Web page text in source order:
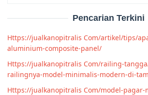
Pencarian Terkini
Https://jualkanopitralis Com/artikel/tips/
aluminium-composite-panel/
Https://jualkanopitralis Com/railing-
railingnya-model-minimalis-modern-di-
Https://jualkanopitralis Com/model-